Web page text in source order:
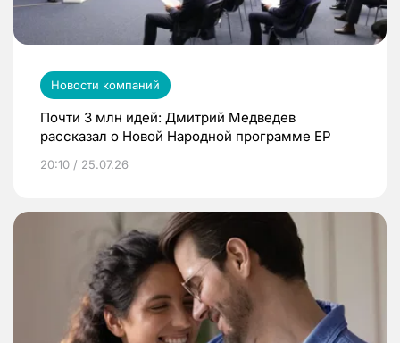
Новости компаний
Почти 3 млн идей: Дмитрий Медведев
рассказал о Новой Народной программе ЕР
20:10 / 25.07.26